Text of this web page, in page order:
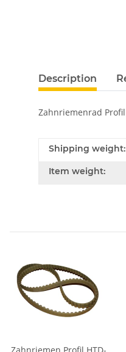
Description
Zahnriemenrad
Shipping weight:
Item weight:
Zahnriemen Profil HTD-